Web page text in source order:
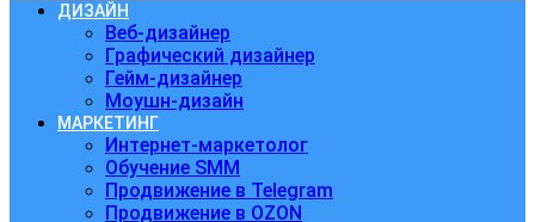
ДИЗАЙН
Веб-дизайнер
Графический дизайнер
Гейм-дизайнер
Моушн-дизайн
МАРКЕТИНГ
Интернет-маркетолог
Обучение SMM
Продвижение в Telegram
Продвижение в OZON